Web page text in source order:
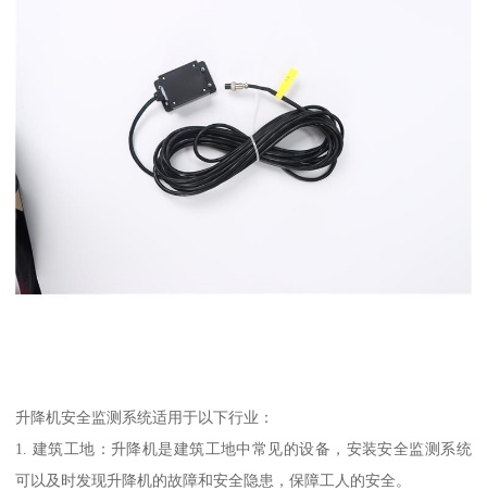
升降机安全监测系统适用于以下行业：
1. 建筑工地：升降机是建筑工地中常见的设备，安装安全监测系统
可以及时发现升降机的故障和安全隐患，保障工人的安全。